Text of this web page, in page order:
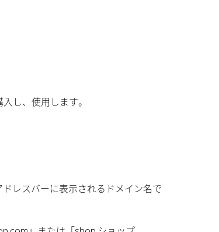
し、使用します。
レスバーに表示されるドメイン名で